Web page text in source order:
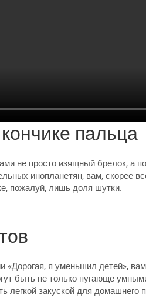
пальца
не просто изящный брелок,
инопланетян, вам, скорее
пожалуй, лишь доля шутки.
«Дорогая, я уменьшил детей»,
быть не только пугающе
легкой закуской для домашнего